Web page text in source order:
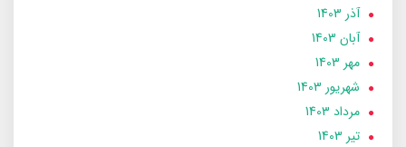
آذر 1403
آبان 1403
مهر 1403
شهریور 1403
مرداد 1403
تير 1403